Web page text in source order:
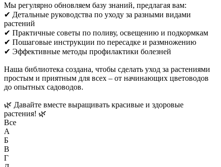
Мы регулярно обновляем базу знаний, предлагая вам:
✔ Детальные руководства по уходу за разными видами
растений
✔ Практичные советы по поливу, освещению и подкормкам
✔ Пошаговые инструкции по пересадке и размножению
✔ Эффективные методы профилактики болезней
Наша библиотека создана, чтобы сделать уход за растениями
простым и приятным для всех – от начинающих цветоводов
до опытных садоводов.
🌿 Давайте вместе выращивать красивые и здоровые
растения! 🌿
Все
А
Б
В
Г